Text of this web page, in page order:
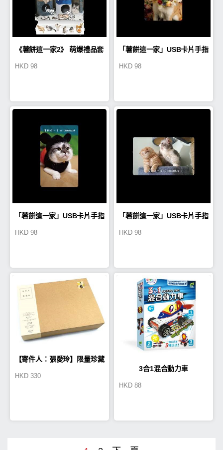
《薯餅這一家2》 萌爆禮品套
HKD 98
「薯餅這一家」USB卡片手指
HKD 98
「薯餅這一家」USB卡片手指
HKD 98
「薯餅這一家」USB卡片手指
HKD 98
【寄件人：張愛玲】限量珍藏
HKD 330
3合1混合動力車
HKD 88